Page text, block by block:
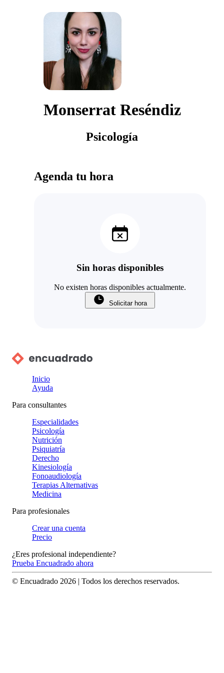
Monserrat Reséndiz
Psicología
Agenda tu hora
Sin horas disponibles
No existen horas disponibles actualmente.
Solicitar hora
Inicio
Ayuda
Para consultantes
Especialidades
Psicología
Nutrición
Psiquiatría
Derecho
Kinesiología
Fonoaudiología
Terapias Alternativas
Medicina
Para profesionales
Crear una cuenta
Precio
¿Eres profesional independiente?
Prueba Encuadrado ahora
© Encuadrado 2026 | Todos los derechos reservados.